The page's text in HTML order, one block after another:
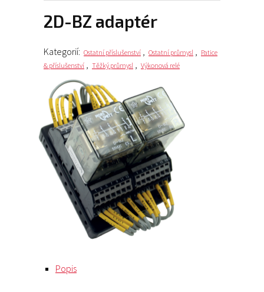
2D-BZ adaptér
Kategorií: Ostatní příslušenství , Ostatní průmysl , Patice
& příslušenství , Těžký průmysl , Výkonová relé
Popis